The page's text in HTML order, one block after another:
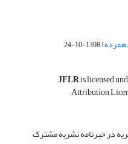
1398-10-24
JFLRis licensed
Attribution
در خبرنامه نشریه مشترک